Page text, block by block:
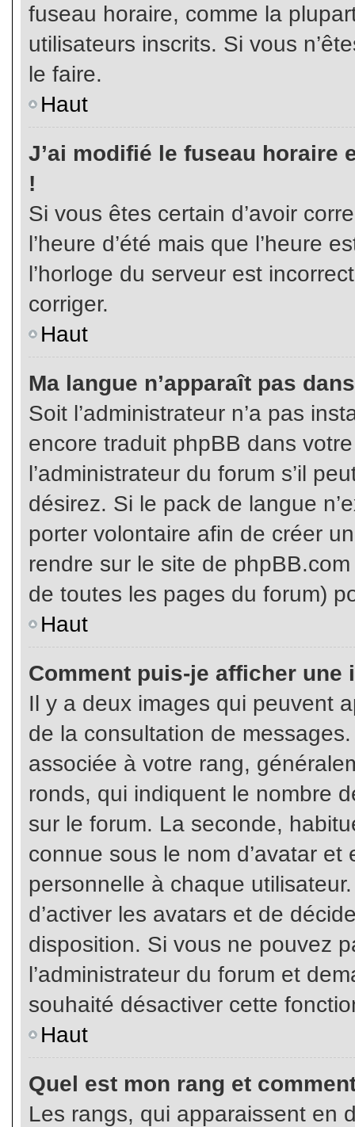
fuseau horaire, comme la
utilisateurs inscrits. Si vous
le faire.
Haut
J’ai modifié le fuseau horaire
!
Si vous êtes certain d’avoir
l’heure d’été mais que l’heure
l’horloge du serveur est
corriger.
Haut
Ma langue n’apparaît pas
Soit l’administrateur n’a pas
encore traduit phpBB dans
l’administrateur du forum s’il
désirez. Si le pack de langue
porter volontaire afin de créer
rendre sur le site de
de toutes les pages du forum)
Haut
Comment puis-je afficher une
Il y a deux images qui peuvent
de la consultation de
associée à votre rang,
ronds, qui indiquent le nombre
sur le forum. La seconde,
connue sous le nom d’avatar
personnelle à chaque
d’activer les avatars et de
disposition. Si vous ne pouvez
l’administrateur du forum et
souhaité désactiver cette
Haut
Quel est mon rang et
Les rangs, qui apparaissent en